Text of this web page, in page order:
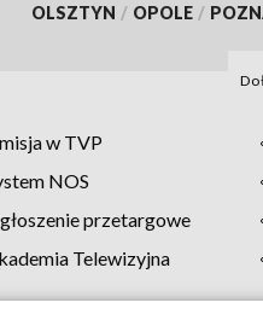
OLSZTYN / OPOLE /
w TVP
NOS
przetargowe
Telewizyjna